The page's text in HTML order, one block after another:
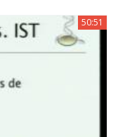
50:51